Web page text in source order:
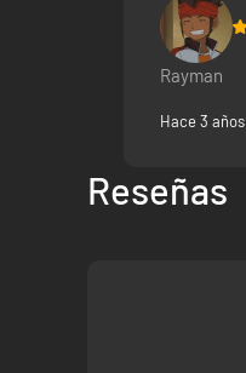
Rayman
Hace 3 años
Reseñas